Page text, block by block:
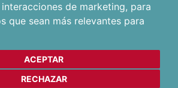
de marketing, para
que sean más relevantes para
ACEPTAR
RECHAZAR